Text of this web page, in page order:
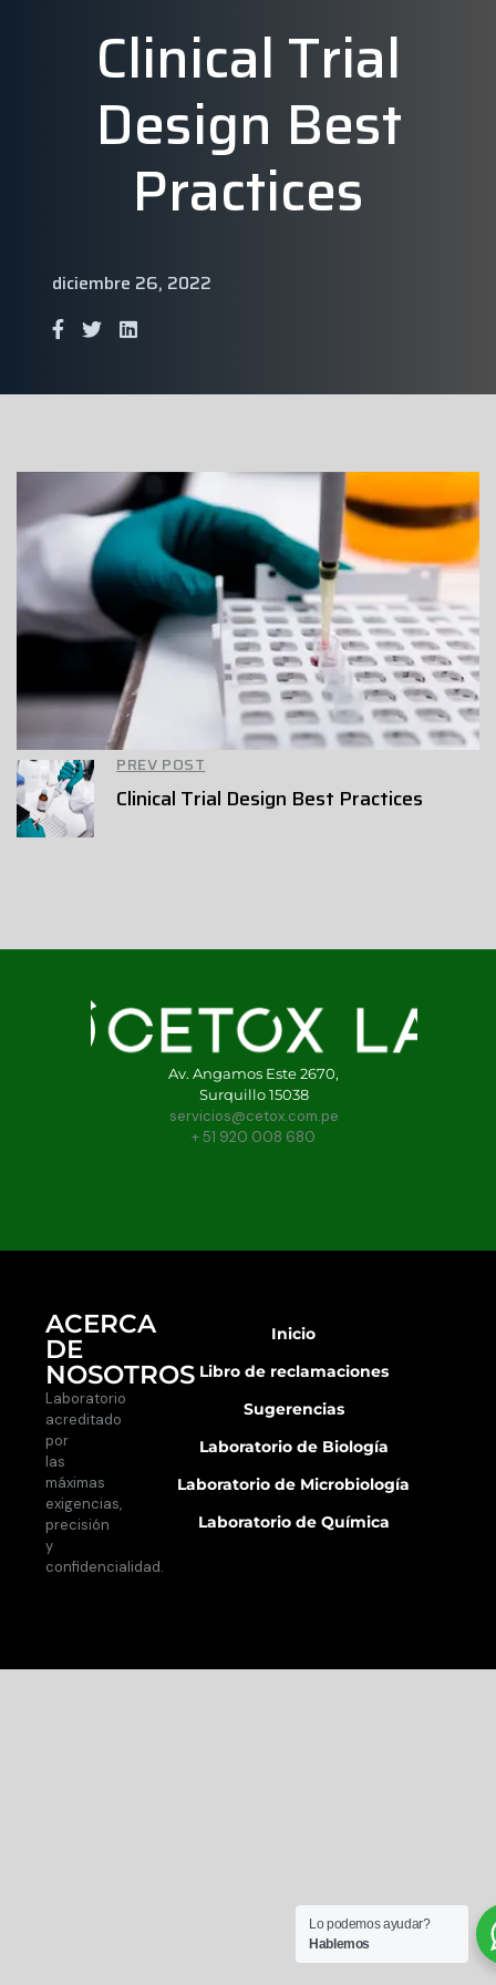
Clinical Trial
Design Best
Practices
diciembre 26, 2022
PREV POST
Clinical Trial Design Best Practices
Av. Angamos Este 2670,
Surquillo 15038
servicios@cetox.com.pe
+ 51 920 008 680
ACERCA
DE
NOSOTROS
Laboratorio
acreditado
por
las
máximas
exigencias,
precisión
y
confidencialidad.
Inicio
Libro de reclamaciones
Sugerencias
Laboratorio de Biología
Laboratorio de Microbiología
Laboratorio de Química
Lo podemos ayudar?
Hablemos